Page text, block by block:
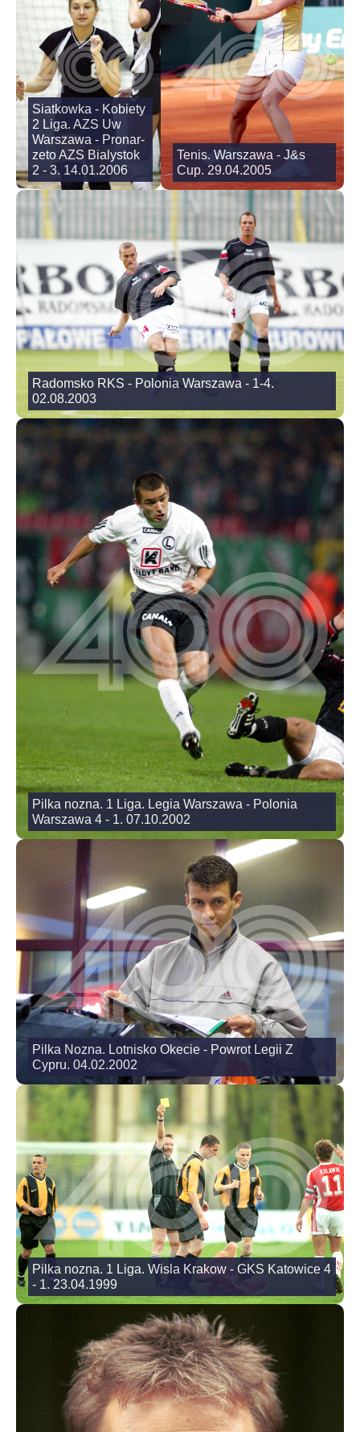
Siatkowka - Kobiety
2 Liga. AZS Uw
Warszawa - Pronar-
zeto AZS Bialystok
2 - 3. 14.01.2006
Tenis. Warszawa - J&s
Cup. 29.04.2005
Radomsko RKS - Polonia Warszawa - 1-4.
02.08.2003
Pilka nozna. 1 Liga. Legia Warszawa - Polonia
Warszawa 4 - 1. 07.10.2002
Pilka Nozna. Lotnisko Okecie - Powrot Legii Z
Cypru. 04.02.2002
Pilka nozna. 1 Liga. Wisla Krakow - GKS Katowice 4
- 1. 23.04.1999